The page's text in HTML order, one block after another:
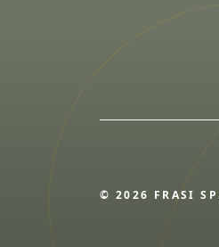
© 2026 FRASI